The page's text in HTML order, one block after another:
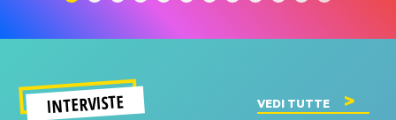
INTERVISTE VEDI TUTTE